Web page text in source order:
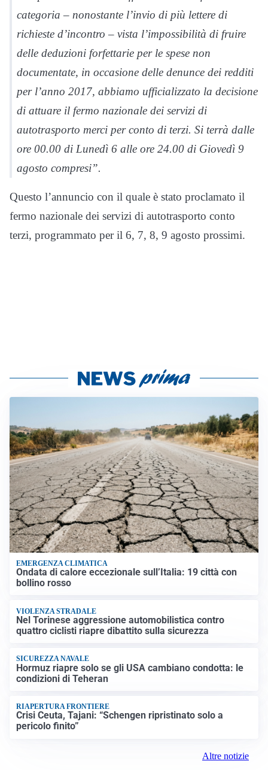
categoria – nonostante l’invio di più lettere di
richieste d’incontro – vista l’impossibilità di fruire
delle deduzioni forfettarie per le spese non
documentate, in occasione delle denunce dei redditi
per l’anno 2017, abbiamo ufficializzato la decisione
di attuare il fermo nazionale dei servizi di
autotrasporto merci per conto di terzi. Si terrà dalle
ore 00.00 di Lunedì 6 alle ore 24.00 di Giovedì 9
agosto compresi”.
Questo l’annuncio con il quale è stato proclamato il
fermo nazionale dei servizi di autotrasporto conto
terzi, programmato per il 6, 7, 8, 9 agosto prossimi.
EMERGENZA CLIMATICA
Ondata di calore eccezionale sull’Italia: 19 città con
bollino rosso
VIOLENZA STRADALE
Nel Torinese aggressione automobilistica contro
quattro ciclisti riapre dibattito sulla sicurezza
SICUREZZA NAVALE
Hormuz riapre solo se gli USA cambiano condotta: le
condizioni di Teheran
RIAPERTURA FRONTIERE
Crisi Ceuta, Tajani: “Schengen ripristinato solo a
pericolo finito”
Altre notizie